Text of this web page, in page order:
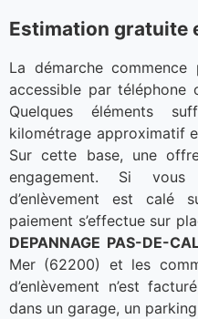
Estimation gratuite
La démarche
accessible par téléphone
Quelques éléments
kilométrage approximatif
Sur cette base, une
engagement. Si vous
d’enlèvement est calé
paiement s’effectue sur
DEPANNAGE PAS-DE-
Mer (62200) et les
d’enlèvement n’est
dans un garage, un